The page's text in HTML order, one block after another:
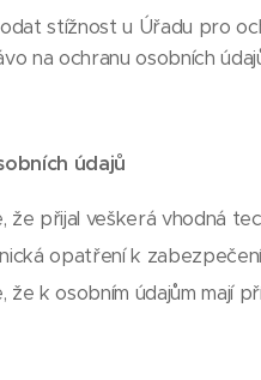
stížnost u Úřadu pro
na ochranu osobních
údajů
že přijal veškerá vhodná
opatření k
že k osobním údajům mají